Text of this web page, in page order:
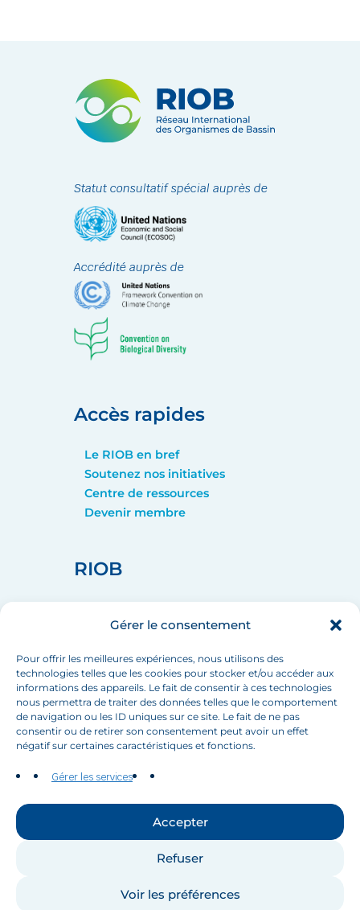
Gérer le consentement
Pour offrir les meilleures expériences, nous utilisons des
technologies telles que les cookies pour stocker et/ou accéder aux
informations des appareils. Le fait de consentir à ces technologies
nous permettra de traiter des données telles que le comportement
de navigation ou les ID uniques sur ce site. Le fait de ne pas
consentir ou de retirer son consentement peut avoir un effet
négatif sur certaines caractéristiques et fonctions.
Gérer les services
Accepter
Refuser
Voir les préférences
Statut consultatif spécial auprès de
Accrédité auprès de
Accès rapides
Le RIOB en bref
Soutenez nos initiatives
Centre de ressources
Devenir membre
RIOB
+33 (1) 44 90 88 60
mail info[at]inbo-news.org
Suivez-nous
Contactez-nous